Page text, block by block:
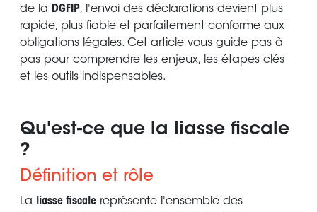
de la DGFIP, l'envoi des déclarations devient plus
rapide, plus fiable et parfaitement conforme aux
obligations légales. Cet article vous guide pas à
pas pour comprendre les enjeux, les étapes clés
et les outils indispensables.
Qu'est-ce que la liasse fiscale
?
Définition et rôle
La liasse fiscale représente l'ensemble des